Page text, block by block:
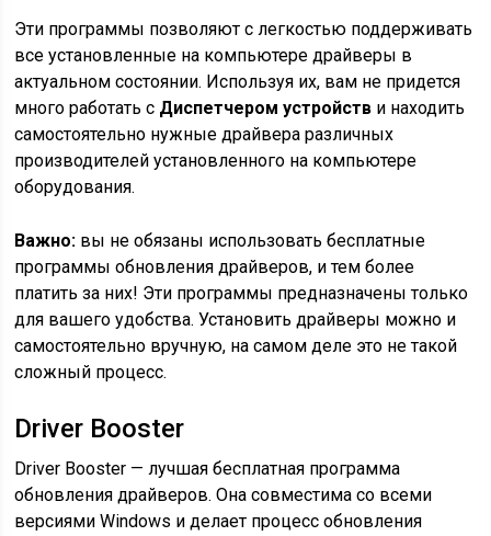
Эти программы позволяют с легкостью поддерживать
все установленные на компьютере драйверы в
актуальном состоянии. Используя их, вам не придется
много работать с Диспетчером устройств и находить
самостоятельно нужные драйвера различных
производителей установленного на компьютере
оборудования.
Важно: вы не обязаны использовать бесплатные
программы обновления драйверов, и тем более
платить за них! Эти программы предназначены только
для вашего удобства. Установить драйверы можно и
самостоятельно вручную, на самом деле это не такой
сложный процесс.
Driver Booster
Driver Booster — лучшая бесплатная программа
обновления драйверов. Она совместима со всеми
версиями Windows и делает процесс обновления